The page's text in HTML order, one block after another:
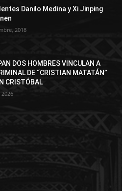
Danilo Medina y Xi Jinping
2018
DOS HOMBRES VINCULAN A
DE “CRISTIAN MATATÁN”
CRISTÓBAL